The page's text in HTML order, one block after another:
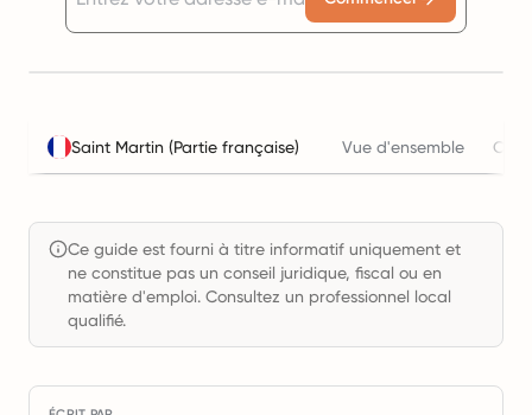
Saint Martin (Partie française) Vue d'ensemble
Ce guide est fourni à titre informatif uniquement et
ne constitue pas un conseil juridique, fiscal ou en
matière d'emploi. Consultez un professionnel local
qualifié.